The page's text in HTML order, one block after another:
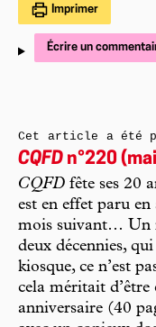
Imprimer
Écrire un
Cet article a été
CQFD n°220
CQFD fête ses 20
est en effet paru
mois suivant… Un
deux décennies,
kiosque, ce n’est
cela méritait
anniversaire (40